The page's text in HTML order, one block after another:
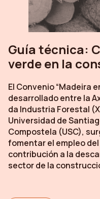
Guía técnica:
verde en la
El Convenio “Madeira
desarrollado entre la
da Industria Forestal
Universidad de
Compostela (USC),
fomentar el empleo
contribución a la
sector de la